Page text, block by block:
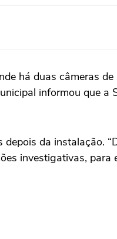
há duas câmeras de
informou que a
da instalação.
investigativas, para